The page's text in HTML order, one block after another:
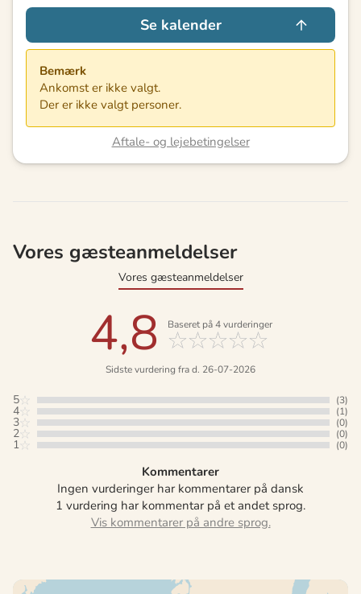
Se kalender
Bemærk
Ankomst er ikke valgt.
Der er ikke valgt personer.
Aftale- og lejebetingelser
Vores gæsteanmeldelser
Vores gæsteanmeldelser
4,8 Baseret på4vurderinger
Sidste vurdering fra d. 26-07-2026
5 (3)
4 (1)
3 (0)
2 (0)
1 (0)
Kommentarer
Ingen vurderinger har kommentarer på dansk
1 vurdering har kommentar på et andet sprog.